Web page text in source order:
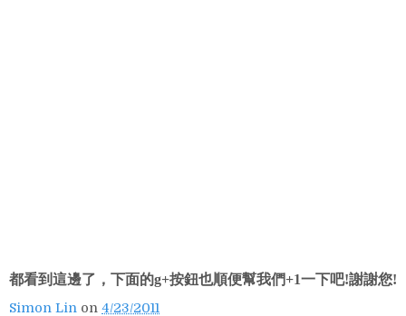
都看到這邊了，下面的g+按鈕也順便幫我們+1一下吧!謝謝您!
Simon Lin on 4/23/2011